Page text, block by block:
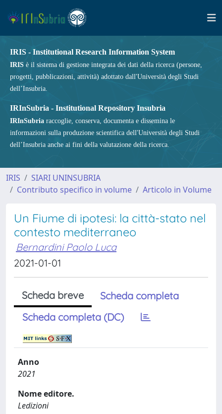
IRIS - Institutional Research Information System
IRIS è il sistema di gestione integrata dei dati della ricerca (persone,
progetti, pubblicazioni, attività) adottato dall'Università degli Studi
dell’Insubria.
IRInSubria - Institutional Repository Insubria
IRInSubria raccoglie, conserva, documenta e dissemina le
informazioni sulla produzione scientifica dell'Università degli Studi
dell’Insubria anche ai fini della valutazione della ricerca.
IRIS
SIARI UNINSUBRIA
Contributo specifico in volume
Articolo in Volume
Un Fiume di ipotesi: la città-stato nel
contesto mediterraneo
Bernardini Paolo Luca
2021-01-01
Scheda breve
Scheda completa
Scheda completa (DC)
Anno
2021
Nome editore.
Ledizioni